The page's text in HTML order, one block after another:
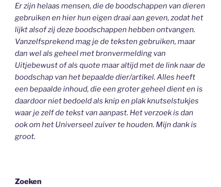
Er zijn helaas mensen, die de boodschappen van dieren
gebruiken en hier hun eigen draai aan geven, zodat het
lijkt alsof zij deze boodschappen hebben ontvangen.
Vanzelfsprekend mag je de teksten gebruiken, maar
dan wel als geheelmet bronvermelding van
Uitjebewustof als quote maar altijd met de link naar de
boodschap van het bepaalde dier/artikel. Alles heeft
een bepaalde inhoud, die een groter geheel dient en is
daardoor niet bedoeld als knip en plak knutselstukjes
waar je zelf de tekst van aanpast. Het verzoek is dan
ook om het Universeel zuiver te houden. Mijn dank is
groot.
Zoeken